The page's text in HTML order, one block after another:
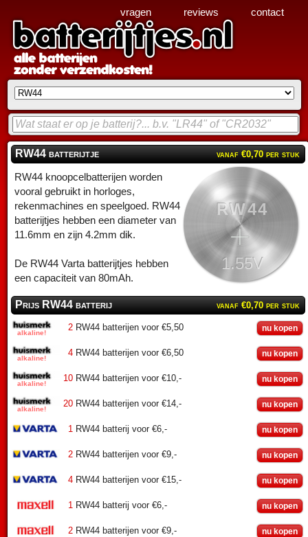
RW44 batterijtje vanaf €0,70 per stuk
RW44
1.55V
RW44 knoopcelbatterijen worden
vooral gebruikt in horloges,
rekenmachines en speelgoed. RW44
batterijtjes hebben een diameter van
11.6mm en zijn 4.2mm dik.
De RW44 Varta batterijtjes hebben
een capaciteit van 80mAh.
Prijs RW44 batterij vanaf €0,70 per stuk
2 RW44 batterijen voor €5,50 nu kopen
4 RW44 batterijen voor €6,50 nu kopen
10 RW44 batterijen voor €10,- nu kopen
20 RW44 batterijen voor €14,- nu kopen
1 RW44 batterij voor €6,- nu kopen
2 RW44 batterijen voor €9,- nu kopen
4 RW44 batterijen voor €15,- nu kopen
1 RW44 batterij voor €6,- nu kopen
2 RW44 batterijen voor €9,- nu kopen
vragen reviews contact